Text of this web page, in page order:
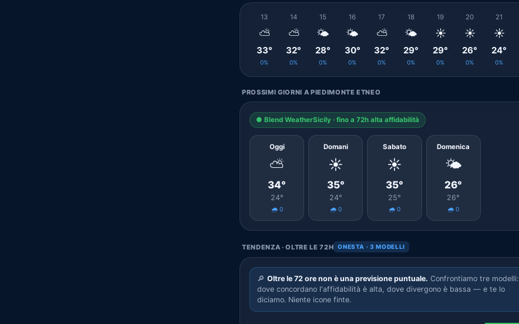
13
⛅
33°
0%
14
⛅
32°
0%
15
🌤️
28°
0%
16
🌤️
30°
0%
17
⛅
32°
0%
18
🌤️
29°
0%
19
☀️
29°
0%
20
☀️
26°
0%
21
☀️
24°
0%
PROSSIMI GIORNI A PIEDIMONTE ETNEO
● Blend WeatherSicily · fino a 72h alta affidabilità
Oggi
⛅
34°
24°
🌧️ 0
Domani
☀️
35°
24°
🌧️ 0
Sabato
☀️
35°
25°
🌧️ 0
Domenica
🌤️
26°
26°
🌧️ 0
TENDENZA · OLTRE LE 72H ONESTA · 3 MODELLI
🔎 Oltre le 72 ore non è una previsione puntuale. Confrontiamo tre modelli:
dove concordano l'affidabilità è alta, dove divergono è bassa — e te lo
diciamo. Niente icone finte.